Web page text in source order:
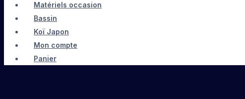
Matériels occasion
Bassin
Koï Japon
Mon compte
Panier